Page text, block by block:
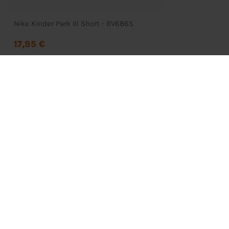
Nike Kinder Park III Short - BV6865
17,95 €